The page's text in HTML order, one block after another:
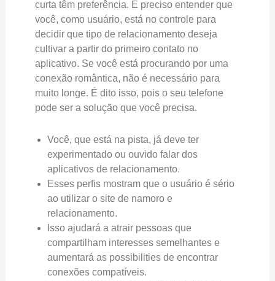
curta têm preferência. É preciso entender que
você, como usuário, está no controle para
decidir que tipo de relacionamento deseja
cultivar a partir do primeiro contato no
aplicativo. Se você está procurando por uma
conexão romântica, não é necessário para
muito longe. É dito isso, pois o seu telefone
pode ser a solução que você precisa.
Você, que está na pista, já deve ter
experimentado ou ouvido falar dos
aplicativos de relacionamento.
Esses perfis mostram que o usuário é sério
ao utilizar o site de namoro e
relacionamento.
Isso ajudará a atrair pessoas que
compartilham interesses semelhantes e
aumentará as possibilities de encontrar
conexões compatíveis.